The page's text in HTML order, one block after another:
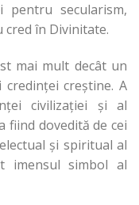
secularism,
cred în Divinitate.
mai mult decât un
creștine. A
civilizației și al
fiind dovedită de cei
și spiritual al
imensul simbol al